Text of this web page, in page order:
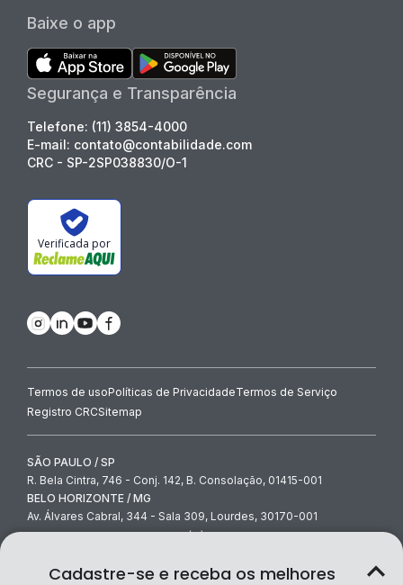
Cadastre-se e receba os melhores
Baixe o app
Segurança e Transparência
Telefone: (11) 3854-4000
E-mail: contato@contabilidade.com
CRC - SP-2SP038830/O-1
Verificada por
Termos de usoPolíticas de PrivacidadeTermos de Serviço
Registro CRCSitemap
SÃO PAULO / SP
R. Bela Cintra, 746 - Conj. 142, B. Consolação, 01415-001
BELO HORIZONTE / MG
Av. Álvares Cabral, 344 - Sala 309, Lourdes, 30170-001
contato@contabilidade.com-(11) 3854-4000